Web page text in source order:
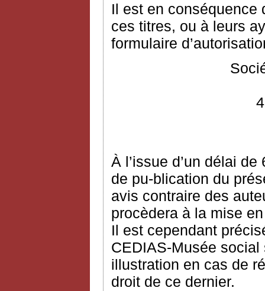
Il est en conséquence
ces titres, ou à leurs
formulaire
À l’issue d’un délai
de pu-blication du
avis contraire des
procèdera à la mise
Il est cependant
CEDIAS-Musée social
illustration en cas de
droit de ce dernier.